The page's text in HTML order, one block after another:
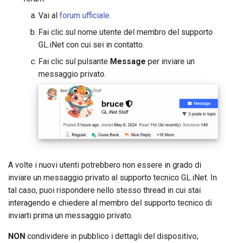
Vai al forum ufficiale.
Fai clic sul nome utente del membro del supporto
GL.iNet con cui sei in contatto.
Fai clic sul pulsante Message per inviare un
messaggio privato.
A volte i nuovi utenti potrebbero non essere in grado di
inviare un messaggio privato al supporto tecnico GL.iNet. In
tal caso, puoi rispondere nello stesso thread in cui stai
interagendo e chiedere al membro del supporto tecnico di
inviarti prima un messaggio privato.
NON condividere in pubblico i dettagli del dispositivo;